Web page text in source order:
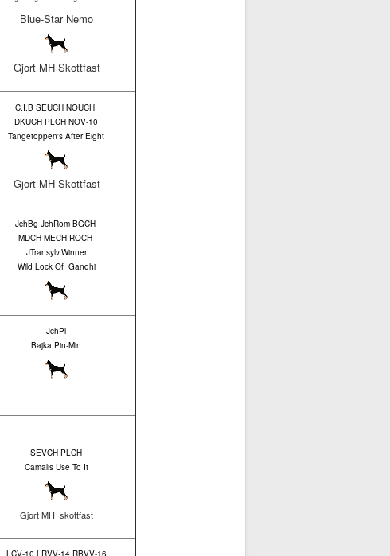
Blue-Star Nemo
Gjort MH Skottfast
C.I.B SEUCH NOUCH
DKUCH PLCH NOV-10
Tangetoppen's After Eight
Gjort MH Skottfast
JchBg JchRom BGCH
MDCH MECH ROCH
JTransylv.Winner
Wild Lock Of Gandhi
JchPl
Bajka Pin-Min
SEVCH PLCH
Camalis Use To It
Gjort MH skottfast